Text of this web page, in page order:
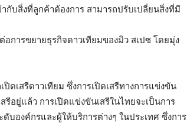
บสิ่งที่ลูกค้าต้องการ สามารถปรับเปลี่ยนสิ่งที่มี
อการขยายธุรกิจดาวเทียมของมิว สเปซ โดยมุ่ง
ดเสรีดาวเทียม ซึ่งการเปิดเสรีทางการแข่งขัน
อยู่แล้ว การเปิดแข่งขันเสรีในไทยจะเป็นการ
บองค์กรและผู้ให้บริการต่างๆ ในประเทศ ซึ่งการ